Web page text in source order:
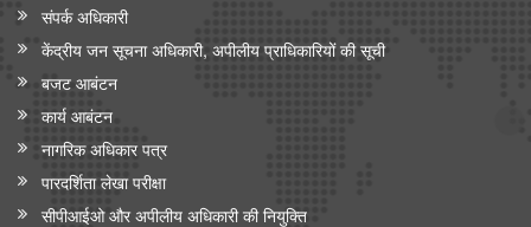
केंद्रीय मंत्री श्री जगत प्रकाश नड्डा ने 'इंडिया मेडिकल डिवाइस 2026' में
सीईओ राउंडटेबल सम्मेलन की अध्यक्षता की
केंद्रीय मंत्री जे.पी. नड्डा ने ‘ एआई इन मेडटेक: आर्टिफिशियल इंटेलिजेंस के
ज़रिए स्वास्थ्य सेवा में क्रांति’ पर नॉलेज पेपर जारी किया
संपर्क अधिकारी
केंद्रीय जन सूचना अधिकारी, अपीलीय प्राधिकारियों की सूची
बजट आबंटन
कार्य आबंटन
नागरिक अधिकार पत्र
पारदर्शिता लेखा परीक्षा
सीपीआईओ और अपी‍लीय अधिकारी की नियुक्ति